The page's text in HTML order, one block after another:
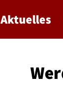
Aktuelles